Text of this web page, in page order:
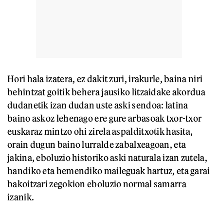
Hori hala izatera, ez dakit zuri, irakurle, baina niri
behintzat goitik behera jausiko litzaidake akordua
dudanetik izan dudan uste aski sendoa: latina
baino askoz lehenago ere gure arbasoak txor-txor
euskaraz mintzo ohi zirela aspalditxotik hasita,
orain dugun baino lurralde zabalxeagoan, eta
jakina, eboluzio historiko aski naturala izan zutela,
handiko eta hemendiko maileguak hartuz, eta garai
bakoitzari zegokion eboluzio normal samarra
izanik.